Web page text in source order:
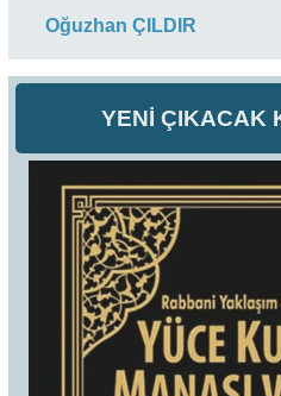
YENİ ÇIKACAK
Oğuzhan ÇILDIR